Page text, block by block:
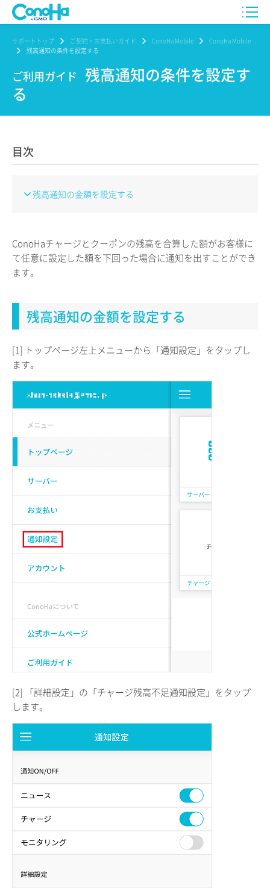
サポートトップ ご契約・お支払いガイド ConoHa Mobile
ConoHa Mobile
残高通知の条件を設定する
ご利用ガイド 残高通知の条件を設定す
る
目次
残高通知の金額を設定する
ConoHaチャージとクーポンの残高を合算した額がお客様に
て任意に設定した額を下回った場合に通知を出すことができ
ます。
残高通知の金額を設定する
[1] トップページ左上メニューから「通知設定」をタップし
ます。
[2] 「詳細設定」の「チャージ残高不足通知設定」をタップ
します。